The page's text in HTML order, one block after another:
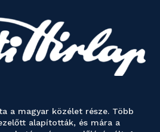
a magyar közélet része. Több
alapították, és mára a